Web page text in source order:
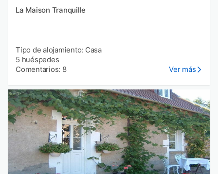
La Maison Tranquille
Tipo de alojamiento: Casa
5 huéspedes
Comentarios: 8
Ver más